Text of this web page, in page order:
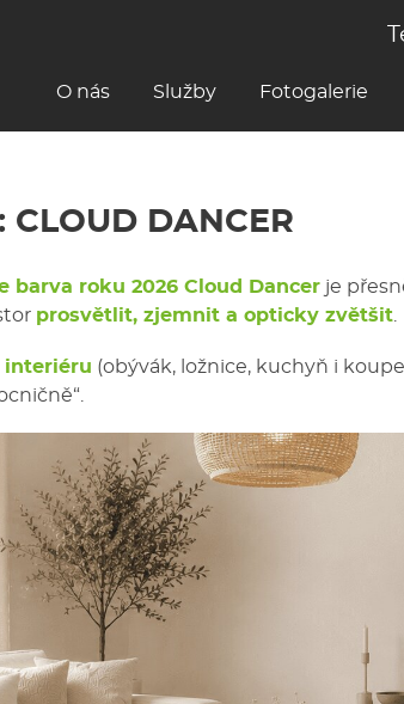
O nás Služby Fotogalerie
CLOUD DANCER
barva roku 2026 Cloud Dancer je
prosvětlit, zjemnit a opticky zvětšit
interiéru (obývák, ložnice, kuchyň i